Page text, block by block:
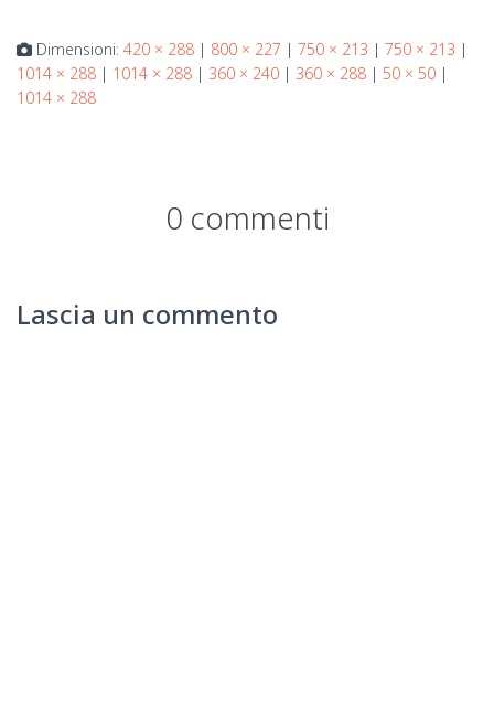
Dimensioni: 420 × 288 | 800 × 227 | 750 × 213 | 750 × 213 |
1014 × 288 | 1014 × 288 | 360 × 240 | 360 × 288 | 50 × 50 |
1014 × 288
0 commenti
Lascia un commento